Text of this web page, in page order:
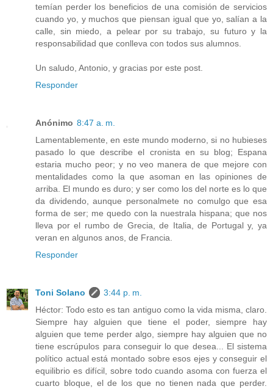
temían perder los beneficios de una comisión de servicios
cuando yo, y muchos que piensan igual que yo, salían a la
calle, sin miedo, a pelear por su trabajo, su futuro y la
responsabilidad que conlleva con todos sus alumnos.
Un saludo, Antonio, y gracias por este post.
Responder
Anónimo 8:47 a. m.
Lamentablemente, en este mundo moderno, si no hubieses
pasado lo que describe el cronista en su blog; Espana
estaria mucho peor; y no veo manera de que mejore con
mentalidades como la que asoman en las opiniones de
arriba. El mundo es duro; y ser como los del norte es lo que
da dividendo, aunque personalmete no comulgo que esa
forma de ser; me quedo con la nuestrala hispana; que nos
lleva por el rumbo de Grecia, de Italia, de Portugal y, ya
veran en algunos anos, de Francia.
Responder
Toni Solano
3:44 p. m.
Héctor: Todo esto es tan antiguo como la vida misma, claro.
Siempre hay alguien que tiene el poder, siempre hay
alguien que teme perder algo, siempre hay alguien que no
tiene escrúpulos para conseguir lo que desea... El sistema
político actual está montado sobre esos ejes y conseguir el
equilibrio es difícil, sobre todo cuando asoma con fuerza el
cuarto bloque, el de los que no tienen nada que perder.